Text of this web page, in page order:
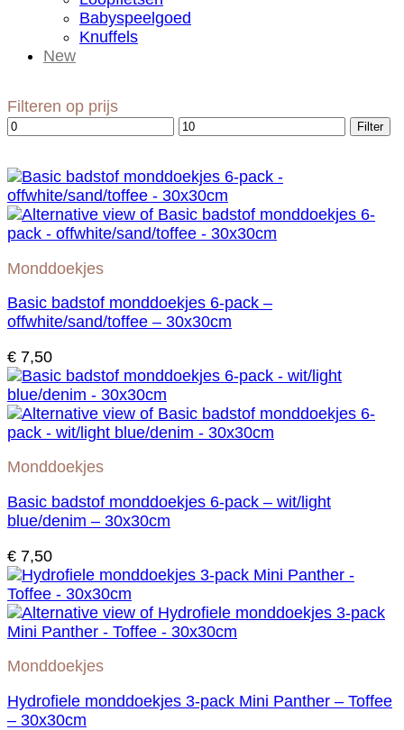
Babyspeelgoed
Knuffels
New
Filteren op prijs
Min.
Max.
Filter
Monddoekjes
Basic badstof monddoekjes 6-pack –
offwhite/sand/toffee – 30x30cm
€ 7,50
Monddoekjes
Basic badstof monddoekjes 6-pack – wit/light
blue/denim – 30x30cm
€ 7,50
Monddoekjes
Hydrofiele monddoekjes 3-pack Mini Panther – Toffee
– 30x30cm